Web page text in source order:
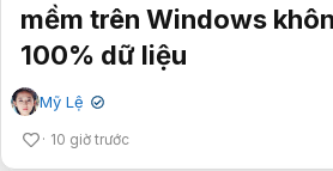
mềm trên Windows
100% dữ liệu
Mỹ Lệ ✔
10 giờ trước